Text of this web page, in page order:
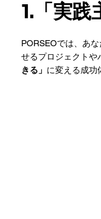
PORSEOでは、あ
せるプロジェクトや
きる」 に変える成功
1.「実践